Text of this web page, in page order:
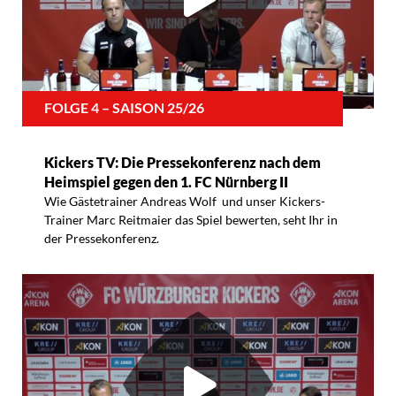
FOLGE 4 – SAISON 25/26
Kickers TV: Die Pressekonferenz nach dem
Heimspiel gegen den 1. FC Nürnberg II
Wie Gästetrainer Andreas Wolf und unser Kickers-
Trainer Marc Reitmaier das Spiel bewerten, seht Ihr in
der Pressekonferenz.